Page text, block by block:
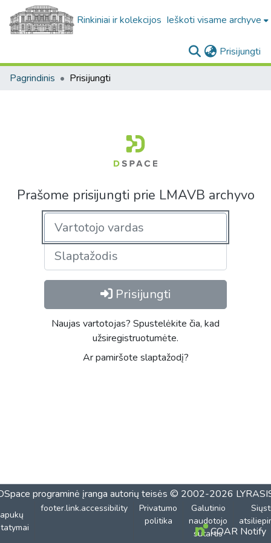
Rinkiniai ir kolekcijos Ieškoti visame archyve
Prisijungti
Pagrindinis Prisijungti
Prašome prisijungti prie LMAVB archyvo
Prisijungti
Naujas vartotojas? Spustelėkite čia, kad
užsiregistruotumėte.
Ar pamiršote slaptažodį?
programinė įranga autorių teisės © 2002-2026
footer.link.accessibility
Privatumo
politika
Galutinio
naudotojo
sutartisCOAR Notify